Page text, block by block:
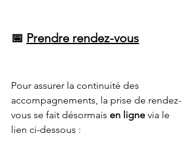
📅 Prendre rendez-vous
Pour assurer la continuité des
accompagnements, la prise de rendez-
vous se fait désormais en ligne via le
lien ci-dessous :